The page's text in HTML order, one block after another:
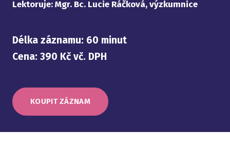
Lektoruje: Mgr. Bc. Lucie Ráčková, výzkumnice
Délka záznamu: 60 minut
Cena: 390 Kč vč. DPH
KOUPIT ZÁZNAM